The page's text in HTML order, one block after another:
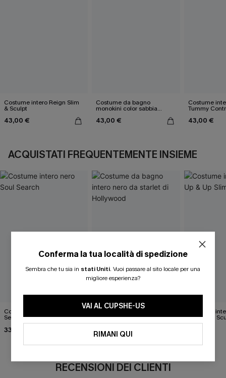
Costume intero Reign Slim
& Sculpt
43,00 €
Costume da bagno
monokini color sabbia
43,00 €
Costume
Tummy
43,00 €
ACQUISTATI FREQUENTEMENTE INSIEME
Costume intero nero Soul
Search
33,00 €
nero da starlet di Hollywood
35,00 €
Costume
Up Slim &
RECENSIONI DEI CLIENTI
Conferma la tua località di spedizione
Sembra che tu sia in stati Uniti. Vuoi passare al sito locale per una
migliore esperienza?
VAI AL CUPSHE-US
RIMANI QUI